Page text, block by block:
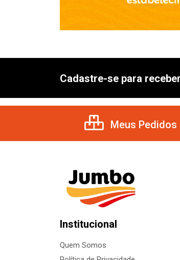
Cadastre-se para
Meus Pedidos
Institucional
Quem Somos